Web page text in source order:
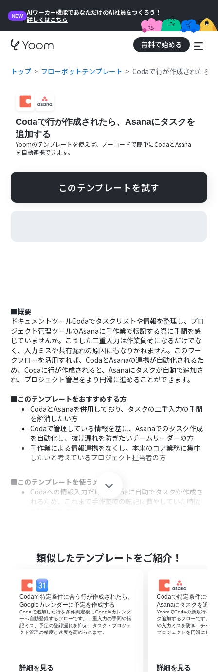
NEW
AIワーカー機能であなただけのAI社員をつくろう！
詳しくはこちら
無料で始める
トップ フローボットテンプレート Codaで行が作成されたら
Codaで行が作成されたら、Asanaにタスクを
追加する
Yoomのテンプレートを使えば、ノーコードで簡単にCodaとAsana
を自動連携できます。
このテンプレートを試す
■概要
ドキュメントツールCodaでタスクリストや情報を整理し、プロ
ジェクト管理ツールのAsanaに手作業で転記する際に手間を感
じていませんか。こうした二重入力は作業負荷になるだけでな
く、入力ミスや共有漏れの原因にもなりかねません。このワー
クフローを活用すれば、CodaとAsanaの連携が自動化されるた
め、Codaに行が作成されると、Asanaにタスクが自動で追加さ
れ、プロジェクト管理をより円滑に進めることができます。
■このテンプレートをおすすめする方
CodaとAsanaを併用しており、タスクの二重入力の手間
を解消したい方
Codaで管理している情報を基に、Asanaでのタスク作成
を自動化し、抜け漏れを防ぎたいチームリーダーの方
手作業による情報連携をなくし、本来のコア業務に集中
したいと考えているプロジェクト担当者の方
■このテンプレートを使うメリット
Codaへの情報入力だけでAsanaに自動でタスクが作成さ
れるため、これまで手作業での転記に費やしていた時間
■フローボットの流れ
次に、トリガーでCodaを選択し、「テーブルで行が作成
されたら」というアクションを設定します。
最後に、オペレーションでAsanaの「タスクを追加」アク
ションを設定し、トリガーで取得したCodaの行情報を紐
付けます。
※「トリガー」：フロー起動のきっかけとなるアクション、「オ
類似したテンプレートをご紹介！
Codaで特定条件に合う行が作成されたら、
Googleカレンダーに予定を作成する
Codaで追加した行を条件判定後にGoogleカレンダ
ーへ自動登録するフローです。二重入力の手間や転
記ミス、予定の登録漏れを抑え、タスク・プロジェ
クト管理の精度と速度を高められます。
詳細を見る
Codaで特定条件に合
Asanaにタスクを追加
YoomでCodaの新規行を検
ク追加するフローです。二
や入力ミスを防ぎ、チーム
プロジェクトを円滑にしま
詳細を見る